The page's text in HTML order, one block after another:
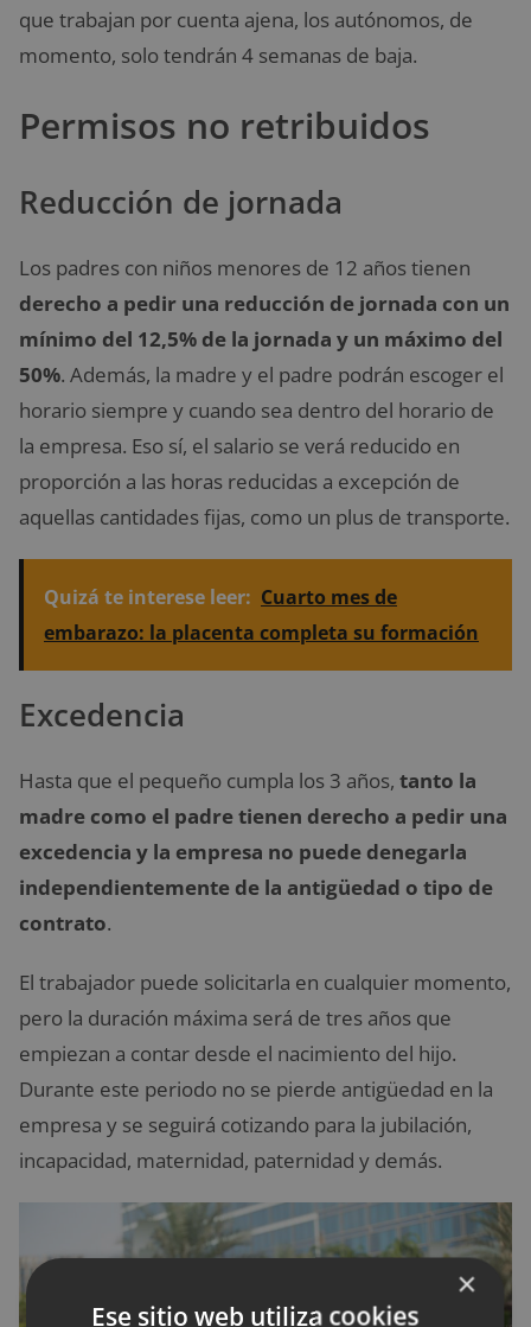
que trabajan por cuenta ajena, los autónomos, de
momento, solo tendrán 4 semanas de baja.
Permisos no retribuidos
Reducción de jornada
Los padres con niños menores de 12 años tienen
derecho a pedir una reducción de jornada con un
mínimo del 12,5% de la jornada y un máximo del
50%. Además, la madre y el padre podrán escoger el
horario siempre y cuando sea dentro del horario de
la empresa. Eso sí, el salario se verá reducido en
proporción a las horas reducidas a excepción de
aquellas cantidades fijas, como un plus de transporte.
Quizá te interese leer: Cuarto mes de
embarazo: la placenta completa su formación
Excedencia
Hasta que el pequeño cumpla los 3 años, tanto la
madre como el padre tienen derecho a pedir una
excedencia y la empresa no puede denegarla
independientemente de la antigüedad o tipo de
contrato.
El trabajador puede solicitarla en cualquier momento,
pero la duración máxima será de tres años que
empiezan a contar desde el nacimiento del hijo.
Durante este periodo no se pierde antigüedad en la
empresa y se seguirá cotizando para la jubilación,
incapacidad, maternidad, paternidad y demás.
×
Ese sitio web utiliza cookies